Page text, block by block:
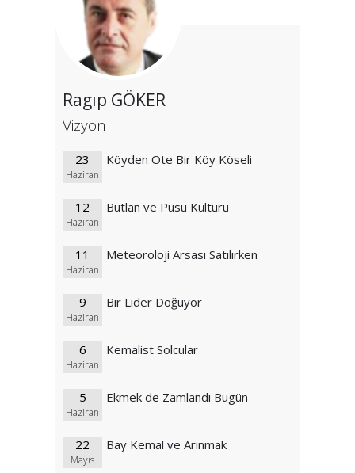
Ragıp GÖKER
Vizyon
23
Haziran
Köyden Öte Bir Köy Köseli
12
Haziran
Butlan ve Pusu Kültürü
11
Haziran
Meteoroloji Arsası Satılırken
9
Haziran
Bir Lider Doğuyor
6
Haziran
Kemalist Solcular
5
Haziran
Ekmek de Zamlandı Bugün
22
Mayıs
Bay Kemal ve Arınmak